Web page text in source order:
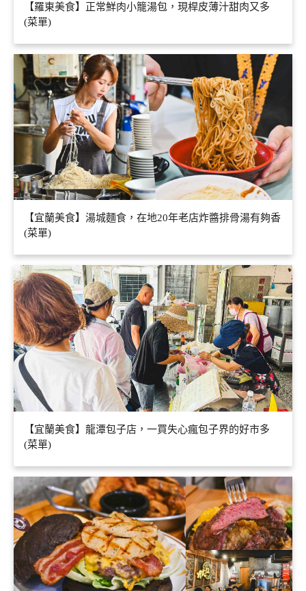
【羅東美食】正常鮮肉小籠湯包，現桿皮薄汁甜肉又多
(菜單)
【宜蘭美食】湯城麵食，在地20年老店炸醬排骨湯有夠香
(菜單)
【宜蘭美食】龍潭包子店，一買失心瘋包子界的好市多
(菜單)